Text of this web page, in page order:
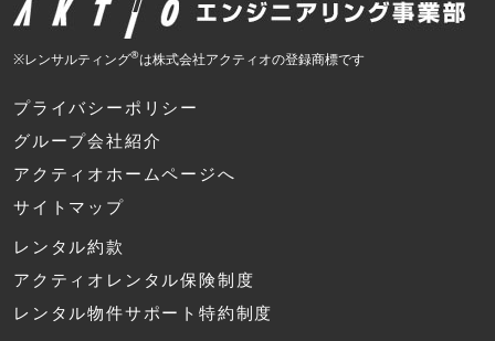
※レンサルティング®は株式会社アクティオの登録商標です
プライバシーポリシー
グループ会社紹介
アクティオホームページへ
サイトマップ
レンタル約款
アクティオレンタル保険制度
レンタル物件サポート特約制度